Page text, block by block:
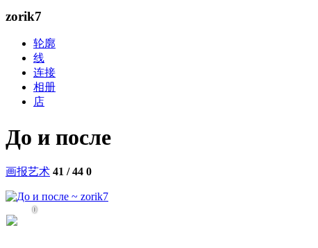
zorik7
轮廓
线
连接
相册
店
До и после
画报艺术 41 / 44 0
0